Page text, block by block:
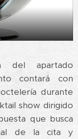
del apartado
contará con
durante
show dirigido
que busca
de la cita y